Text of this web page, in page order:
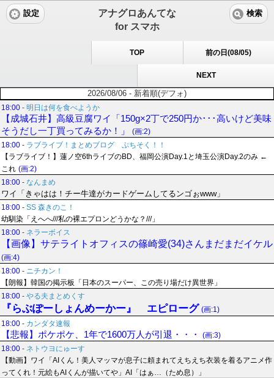
アナグロあんてな
for スマホ
設定 検索
TOP 前の日(08/05)
NEXT
2026/08/06 - 新着順(デフォ)
18:00 - 明日は何を食べようか
【成城石井】高級豆腐ワイ「150g×2丁で250円か･･･高いけど美味
そうだし一丁買ってみるか！」
(画:2)
18:00 - ラブライブ！まとめブログ ぷちそく！！
【ラブライブ！】蓮ノ空6thライブのBD、福岡公演Day.1と埼玉公演Day.2のみ ←
これ (画:2)
18:00 - なんまめ
ワイ「きゃはは！チー牛達がカードゲームしてるンゴぉwww」
18:00 - SS 森きのこ！
幼馴染「えへへ///私の裸エプロンどうかな？///」
18:00 - ネラーボイス
【画像】サテライトオフィスの篠崎愛(34)さんまだまだイケル
(画:4)
18:00 - ニチカン！
【朗報】韓国の掲示板「日本のスーパー、この売り場だけ異世界」
18:00 - やる夫まとめくす
『らぶぽーしょんめーかー』 エピローグ (画:1)
18:00 - カンダタ速報
【悲報】ポケポケ、1年で1600万人が引退・・・ (画:3)
18:00 - ネトウヨにゅーす
【動画】ワイ「AIくん！美人マッマが息子に頼まれてえちえち衣装を着るアニメ作
ってくれ！元絵もAIくんが描いてや」AI「はぁ…（ため息）」